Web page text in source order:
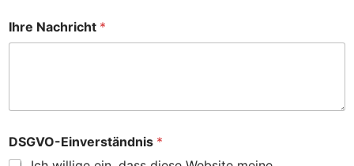
Ihre Nachricht *
DSGVO-Einverständnis *